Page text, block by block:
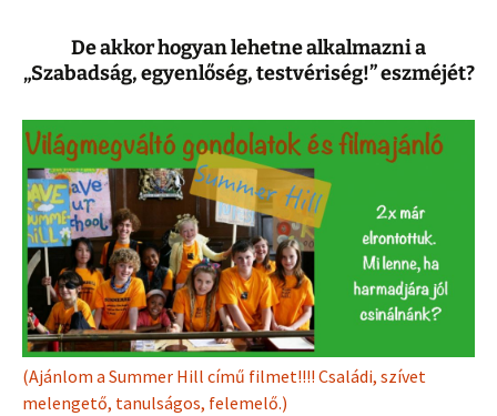
De akkor hogyan lehetne alkalmazni a
„Szabadság, egyenlőség, testvériség!” eszméjét?
(Ajánlom a Summer Hill című filmet!!!! Családi, szívet
melengető, tanulságos, felemelő.)